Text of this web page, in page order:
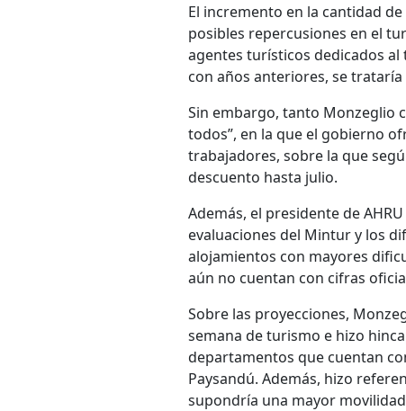
El incremento en la cantidad
posibles repercusiones en el
agentes turísticos dedicados al
con años anteriores, se trataría
Sin embargo, tanto Monzeglio
todos”, en la que el gobierno
trabajadores, sobre la que
descuento hasta julio.
Además, el presidente de
evaluaciones del Mintur y los
alojamientos con mayores
aún no cuentan con cifras
Sobre las proyecciones,
semana de turismo e hizo
departamentos que cuentan
Paysandú. Además, hizo
supondría una mayor